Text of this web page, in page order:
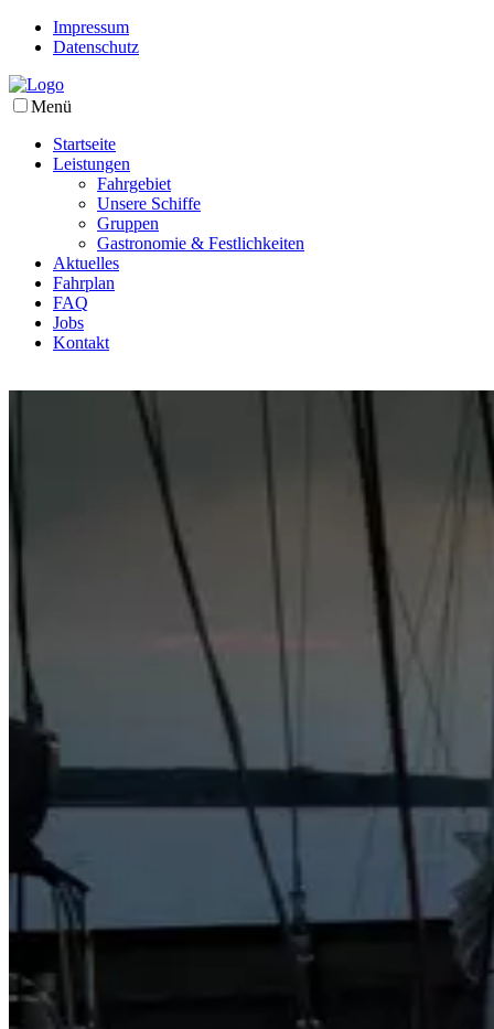
Impressum
Datenschutz
Menü
Startseite
Leistungen
Fahrgebiet
Unsere Schiffe
Gruppen
Gastronomie & Festlichkeiten
Aktuelles
Fahrplan
FAQ
Jobs
Kontakt